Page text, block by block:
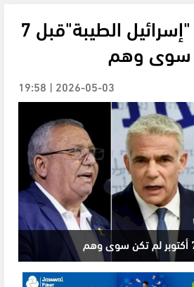
جدعون ليفي: "إسرائيل الطيبة"قبل 7
سوى وهم
2026-05-03 | 19:58